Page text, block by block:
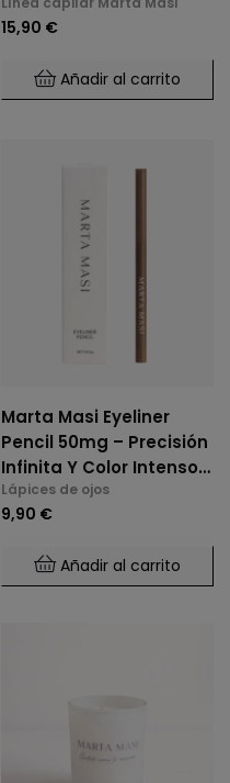
15,90 €
Añadir al carrito
Marta Masi Eyeliner
Pencil 50mg – Precisión
Infinita Y Color Intenso -
Tono Natural Brown
Lápices de ojos
9,90 €
Añadir al carrito